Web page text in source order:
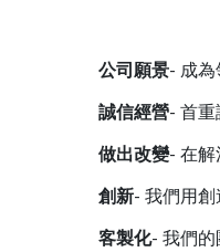
公司願景- 成
誠信經營- 首重
做出改變- 在解
創新- 我們用
客製化- 我們的